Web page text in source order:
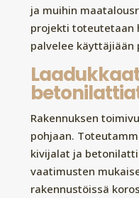
ja muihin
projekti toteutetaan
palvelee käyttäjiään
Rakennuksen
pohjaan.
kivijalat ja
vaatimusten
rakennustöissä